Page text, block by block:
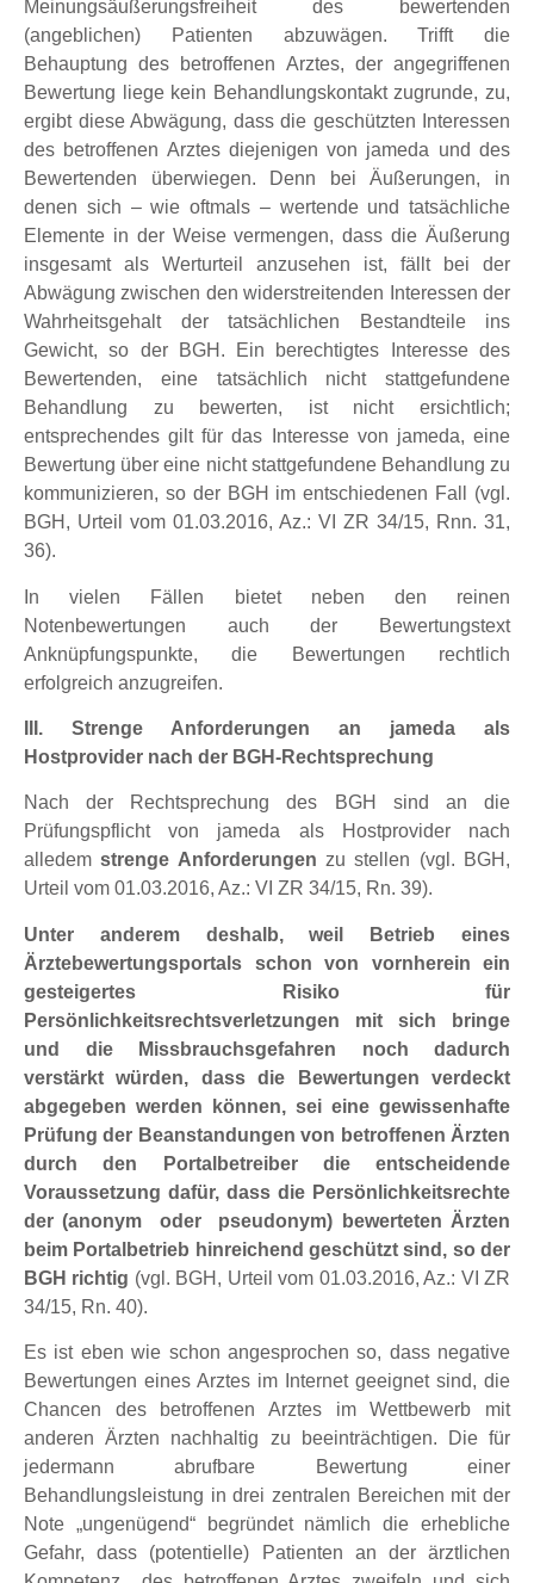
Meinungsäußerungsfreiheit des bewertenden
(angeblichen) Patienten abzuwägen. Trifft die
Behauptung des betroffenen Arztes, der angegriffenen
Bewertung liege kein Behandlungskontakt zugrunde, zu,
ergibt diese Abwägung, dass die geschützten Interessen
des betroffenen Arztes diejenigen von jameda und des
Bewertenden überwiegen. Denn bei Äußerungen, in
denen sich – wie oftmals – wertende und tatsächliche
Elemente in der Weise vermengen, dass die Äußerung
insgesamt als Werturteil anzusehen ist, fällt bei der
Abwägung zwischen den widerstreitenden Interessen der
Wahrheitsgehalt der tatsächlichen Bestandteile ins
Gewicht, so der BGH. Ein berechtigtes Interesse des
Bewertenden, eine tatsächlich nicht stattgefundene
Behandlung zu bewerten, ist nicht ersichtlich;
entsprechendes gilt für das Interesse von jameda, eine
Bewertung über eine nicht stattgefundene Behandlung zu
kommunizieren, so der BGH im entschiedenen Fall (vgl.
BGH, Urteil vom 01.03.2016, Az.: VI ZR 34/15, Rnn. 31,
36).
In vielen Fällen bietet neben den reinen
Notenbewertungen auch der Bewertungstext
Anknüpfungspunkte, die Bewertungen rechtlich
erfolgreich anzugreifen.
III. Strenge Anforderungen an jameda als
Hostprovider nach der BGH-Rechtsprechung
Nach der Rechtsprechung des BGH sind an die
Prüfungspflicht von jameda als Hostprovider nach
alledemstrenge Anforderungen zu stellen (vgl. BGH,
Urteil vom 01.03.2016, Az.: VI ZR 34/15, Rn. 39).
Unter anderem deshalb, weil Betrieb eines
Ärztebewertungsportals schon von vornherein ein
gesteigertes Risiko für
Persönlichkeitsrechtsverletzungen mit sich bringe
und die Missbrauchsgefahren noch dadurch
verstärkt würden, dass die Bewertungen verdeckt
abgegeben werden können, sei eine gewissenhafte
Prüfung der Beanstandungen von betroffenen Ärzten
durch den Portalbetreiber die entscheidende
Voraussetzung dafür, dass die Persönlichkeitsrechte
der (anonym oder pseudonym) bewerteten Ärzten
beim Portalbetrieb hinreichend geschützt sind, so der
BGH richtig (vgl. BGH, Urteil vom 01.03.2016, Az.: VI ZR
34/15, Rn. 40).
Es ist eben wie schon angesprochen so, dass negative
Bewertungen eines Arztes im Internet geeignet sind, die
Chancen des betroffenen Arztes im Wettbewerb mit
anderen Ärzten nachhaltig zu beeinträchtigen. Die für
jedermann abrufbare Bewertung einer
Behandlungsleistung in drei zentralen Bereichen mit der
Note „ungenügend“ begründet nämlich die erhebliche
Gefahr, dass (potentielle) Patienten an der ärztlichen